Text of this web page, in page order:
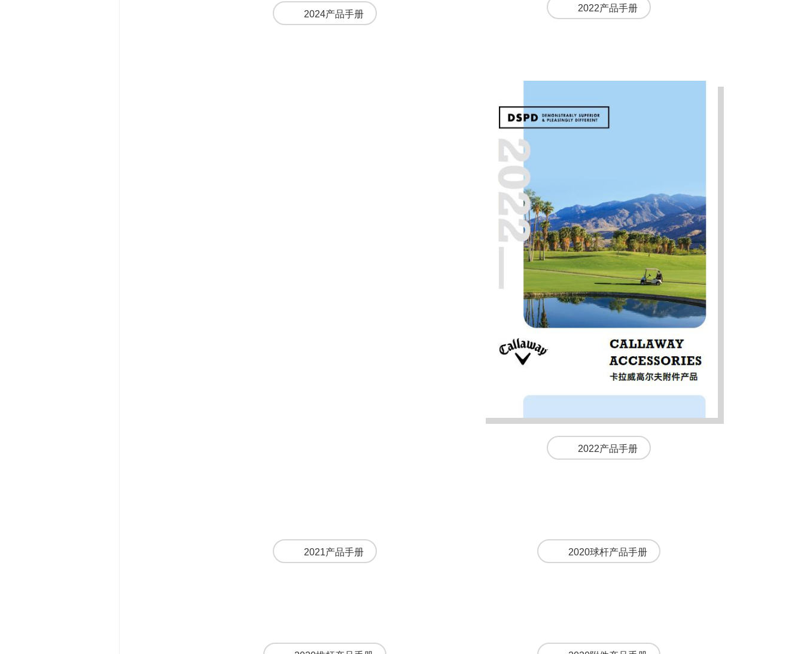
2024产品手册
2022产品手册
2022产品手册
2021产品手册 2020球杆产品手册